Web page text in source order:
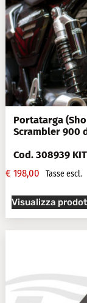
Portatarga
Scrambler 900
Cod. 308939 KIT
€ 198,00 Tasse escl.
Visualizza